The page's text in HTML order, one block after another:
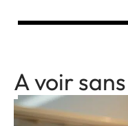
A voir